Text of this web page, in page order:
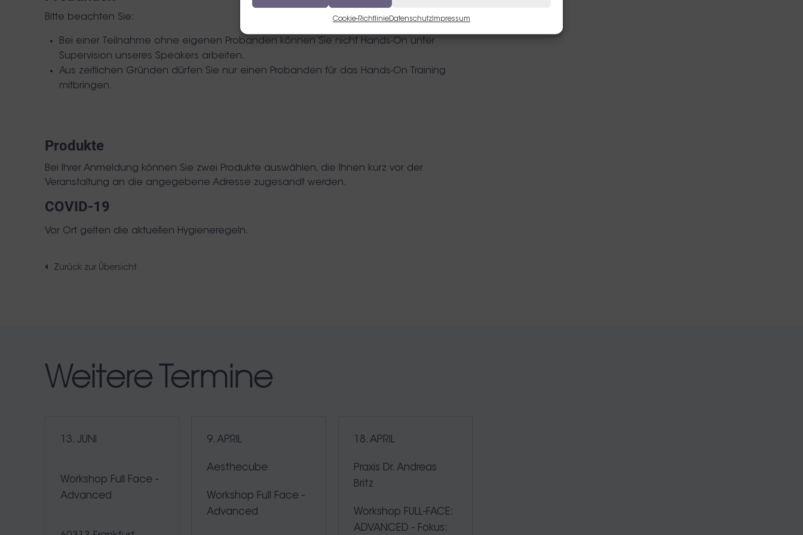
Cookie-RichtlinieDatenschutz Impressum
Bitte beachten Sie:
Bei einer Teilnahme ohne eigenen Probanden können Sie nicht Hands-On unter
Supervision unseres Speakers arbeiten.
Aus zeitlichen Gründen dürfen Sie nur einen Probanden für das Hands-On Training
mitbringen.
Produkte
Bei Ihrer Anmeldung können Sie zwei Produkte auswählen, die Ihnen kurz vor der
Veranstaltung an die angegebene Adresse zugesandt werden.
COVID-19
Vor Ort gelten die aktuellen Hygieneregeln.
Zurück zur Übersicht
Weitere Termine
13. JUNI
Workshop Full Face -
Advanced
9. APRIL
Aesthecube
Workshop Full Face -
Advanced
18. APRIL
Praxis Dr. Andreas
Britz
Workshop FULL-FACE:
ADVANCED - Fokus: